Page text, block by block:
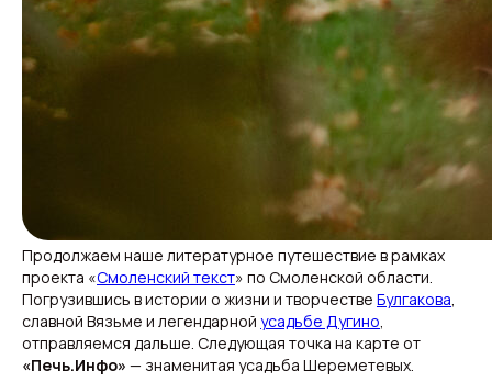
Продолжаем наше литературное путешествие в рамках
проекта «Смоленский текст» по Смоленской области.
Погрузившись в истории о жизни и творчестве Булгакова,
славной Вязьме и легендарной усадьбе Дугино,
отправляемся дальше. Следующая точка на карте от
«Печь.Инфо» — знаменитая усадьба Шереметевых.